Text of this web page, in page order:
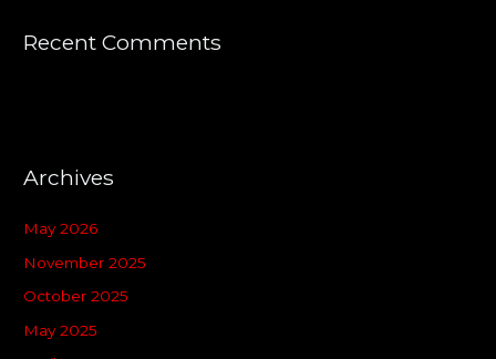
Recent Comments
Archives
May 2026
November 2025
October 2025
May 2025